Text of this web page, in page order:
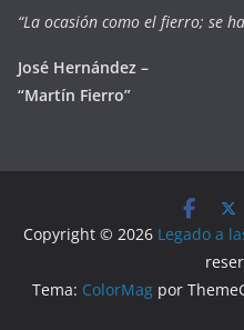
“La ocasión como el fierro; se
José Hernández –
“Martín Fierro”
Copyright © 2026 Legado a
Tema: ColorMagpor